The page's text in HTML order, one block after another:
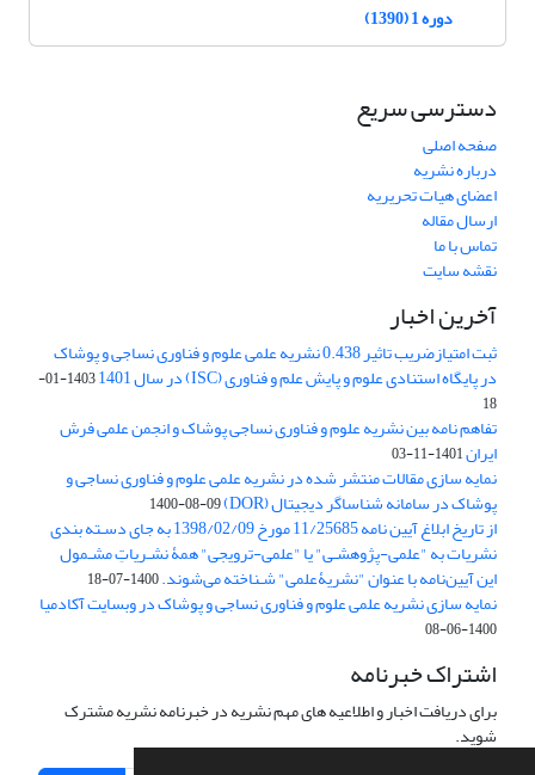
دوره 1 (1390)
دسترسی سریع
صفحه اصلی
درباره نشریه
اعضای هیات تحریریه
ارسال مقاله
تماس با ما
نقشه سایت
آخرین اخبار
ثبت امتیازضریب تاثیر 0.438 نشریه علمی علوم و فناوری نساجی و پوشاک
در پایگاه استنادی علوم و پایش علم و فناوری (ISC) در سال 1401
1403-01-
18
تفاهم نامه بین نشریه علوم و فناوری نساجی پوشاک و انجمن علمی فرش
ایران1401-11-03
نمایه سازی مقالات منتشر شده در نشریه علمی علوم و فناوری نساجی و
پوشاک در سامانه شناساگر دیجیتال (DOR) 1400-08-09
از تاریخ ابلاغ آیین نامه 11/25685 مورخ 1398/02/09 به جای دسـته بندی
نشریات به "علمی-پژوهشـی" یا "علمی-ترویجی" همۀ نشـریاتِ مشـمول
این آیین‌نامه با عنوان "نشریۀعلمی" شـناخته می‌شوند.1400-07-18
نمایه سازی نشریه علمی علوم و فناوری نساجی و پوشاک در وبسایت آکادمیا
1400-06-08
اشتراک خبرنامه
برای دریافت اخبار و اطلاعیه های مهم نشریه در خبرنامه نشریه مشترک
شوید.